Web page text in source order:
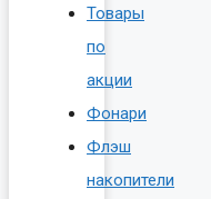
Товары
по
акции
Фонари
Флэш
накопители